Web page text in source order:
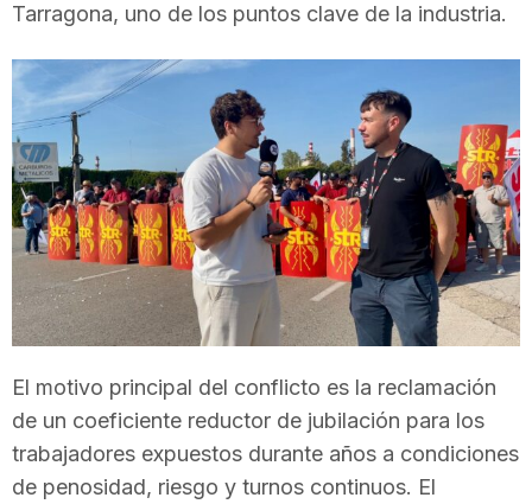
d
e
T
a
r
r
Tarragona, uno de los puntos clave de la industria.
El motivo principal del conflicto es la reclamación
de un coeficiente reductor de jubilación para los
trabajadores expuestos durante años a condiciones
de penosidad, riesgo y turnos continuos. El